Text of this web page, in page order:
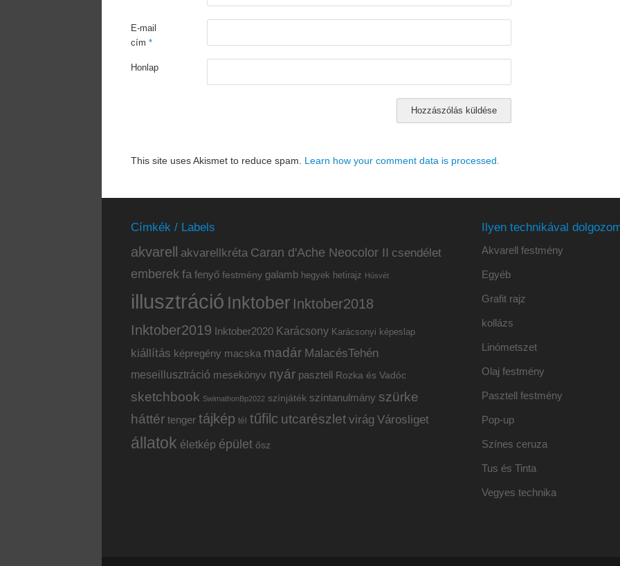
E-mail
cím *
Honlap
This site uses Akismet to reduce spam. Learn how your comment data is processed.
Címkék / Labels
akvarell akvarellkréta Caran d'Ache Neocolor II csendélet
emberek fa fenyő festmény galamb hegyek hetirajz Húsvét
illusztráció Inktober Inktober2018
Inktober2019 Inktober2020 Karácsony Karácsonyi képeslap
kiállítás képregény macska madár MalacésTehén
meseillusztráció mesekönyv nyár pasztell Rozka és Vadóc
sketchbook SwimathonBp2022 színjáték színtanulmány szürke
háttér tenger tájkép tél tűfilc utcarészlet virág Városliget
állatok életkép épület ősz
Ilyen technikával
Akvarell festmény
Egyéb
Grafit rajz
kollázs
Linómetszet
Olaj festmény
Pasztell festmény
Pop-up
Színes ceruza
Tus és Tinta
Vegyes technika